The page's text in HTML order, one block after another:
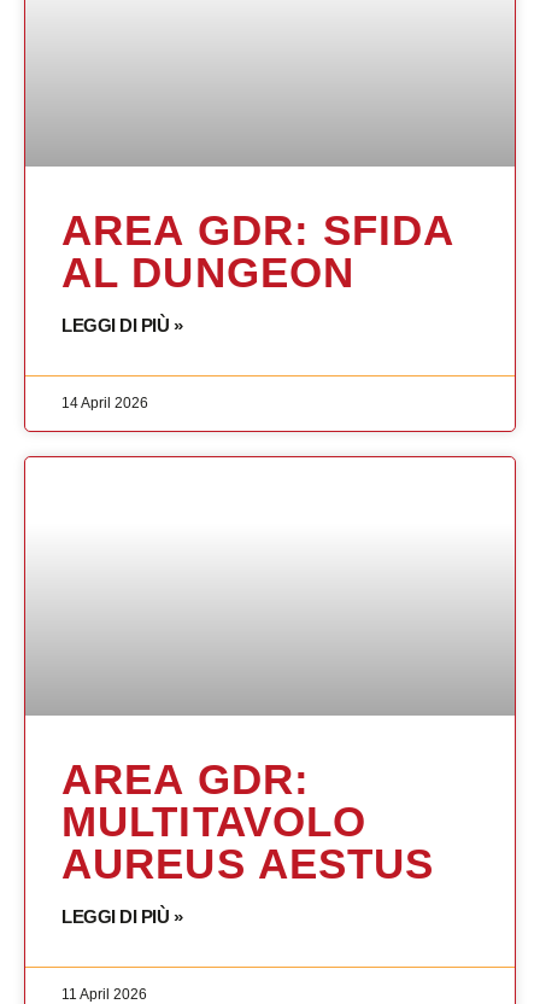
AREA GDR: SFIDA
AL DUNGEON
LEGGI DI PIÙ »
14 April 2026
AREA GDR:
MULTITAVOLO
AUREUS AESTUS
LEGGI DI PIÙ »
11 April 2026